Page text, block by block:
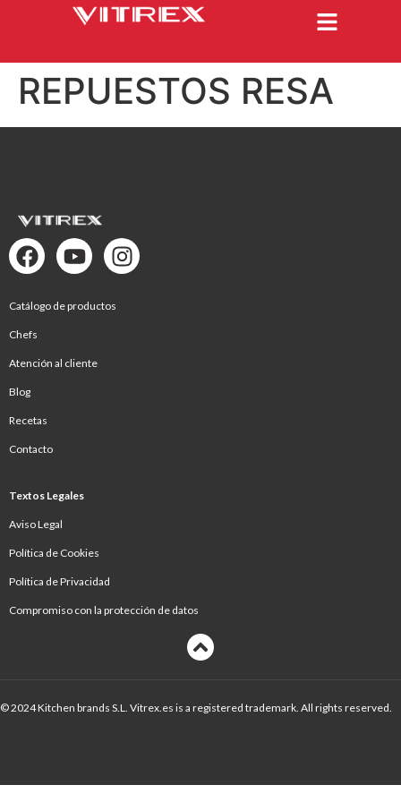
REPUESTOS RESA
Catálogo de productos
Chefs
Atención al cliente
Blog
Recetas
Contacto
Textos Legales
Aviso Legal
Política de Cookies
Política de Privacidad
Compromiso con la protección de datos
© 2024 Kitchen brands S.L. Vitrex.es is a registered trademark. All rights reserved.